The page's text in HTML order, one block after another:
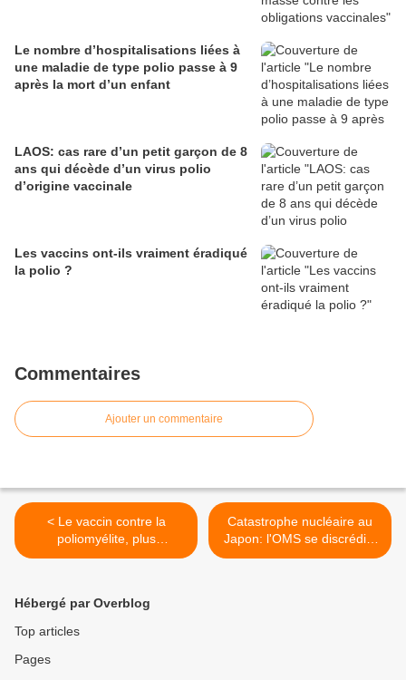
Le nombre d’hospitalisations liées à
une maladie de type polio passe à 9
après la mort d’un enfant
LAOS: cas rare d’un petit garçon de 8
ans qui décède d’un virus polio
d’origine vaccinale
Les vaccins ont-ils vraiment éradiqué
la polio ?
Commentaires
Ajouter un commentaire
< Le vaccin contre la
poliomyélite, plus
obligatoire en Belgique?
Catastrophe nucléaire au
Japon: l'OMS se discrédite
une nouvelle fois! >
Hébergé par Overblog
Top articles
Pages